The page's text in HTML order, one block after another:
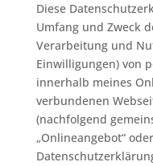
Diese
Umfang und Zweck
Verarbeitung und
Einwilligungen) von
innerhalb meines
verbundenen
(nachfolgend
„Onlineangebot“